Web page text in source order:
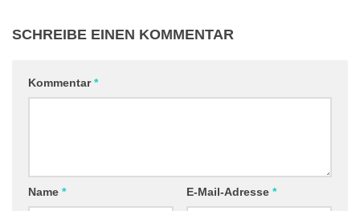
SCHREIBE EINEN KOMMENTAR
Kommentar*
Name * E-Mail-Adresse *